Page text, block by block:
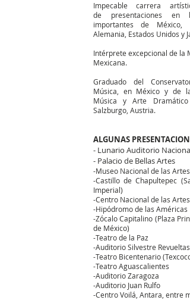
Impecable carrera
de presentaciones en
importantes de México,
Alemania, Estados Unidos y
Intérprete excepcional de la
Mexicana.
Graduado del
Música, en México y de
Música y Arte Dramático
Salzburgo, Austria.
ALGUNAS
- Lunario Auditorio Nacional
- Palacio de Bellas Artes
-Museo Nacional de las Artes
-Castillo de Chapultepec
Imperial)
-Centro Nacional de las Artes
-Hipódromo de las Américas
-Zócalo Capitalino (Plaza
de México)
-Teatro de la Paz
-Auditorio Silvestre Revueltas
-Teatro Bicentenario (Texcoco)
-Teatro Aguascalientes
-Auditorio Zaragoza
-Auditorio Juan Rulfo
-Centro Voilá, Antara, entre